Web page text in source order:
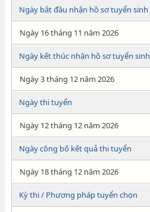
Ngày bắt đầu nhận hồ sơ tuyển sinh
Ngày 16 tháng 11 năm 2026
Ngày kết thúc nhận hồ sơ tuyển sinh
Ngày 3 tháng 12 năm 2026
Ngày thi tuyển
Ngày 12 tháng 12 năm 2026
Ngày công bố kết quả thi tuyển
Ngày 18 tháng 12 năm 2026
Kỳ thi / Phương pháp tuyển chọn